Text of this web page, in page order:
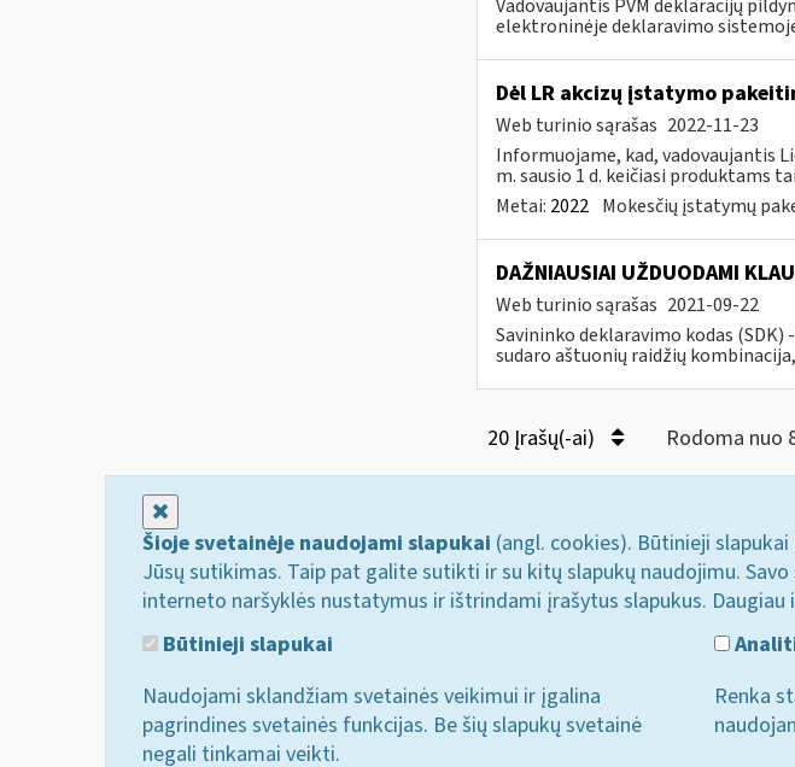
Vadovaujantis PVM deklaracijų
elektroninėje deklaravimo
Dėl LR akcizų įstatymo
Web turinio sąrašas 2022-11-23
Informuojame, kad, vadovaujantis
m. sausio 1 d. keičiasi produktams
Metai: 2022 Mokesčių įstatymų
DAŽNIAUSIAI UŽDUODAMI
Web turinio sąrašas 2021-09-22
Savininko deklaravimo kodas
sudaro aštuonių raidžių
20 Įrašų(-ai) Rodoma nuo
Šioje svetainėje naudojami slapukai (angl. cookies). Būtinieji
Jūsų sutikimas. Taip pat galite sutikti ir su kitų slapukų naudojimu.
interneto naršyklės nustatymus ir ištrindami įrašytus slapukus.
Būtinieji slapukai
Naudojami sklandžiam svetainės veikimui ir įgalina
pagrindines svetainės funkcijas. Be šių slapukų svetainė
negali tinkamai veikti.
Renka